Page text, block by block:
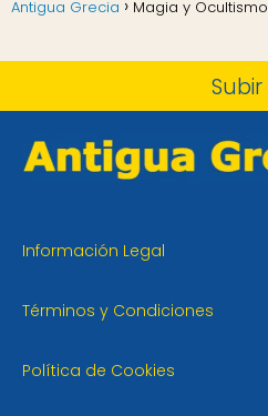
Antigua Grecia Magia y Ocultismo
Subir
Información Legal
Términos y Condiciones
Política de Cookies